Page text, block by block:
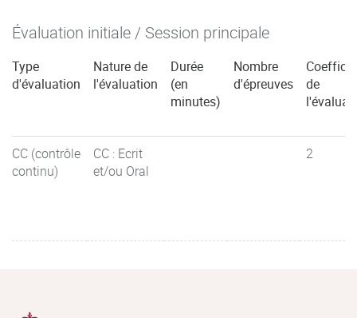
Évaluation initiale / Session principale
Type
d'évaluation
Nature de
l'évaluation
Durée
(en
minutes)
Nombre
d'épreuves
de
CC (contrôle
continu)
CC : Ecrit
et/ou Oral
2